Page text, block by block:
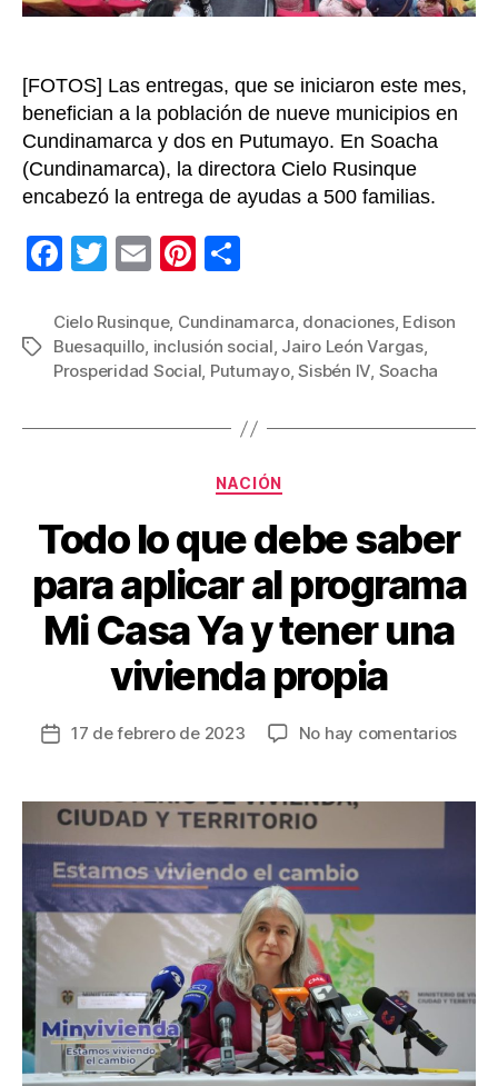
[FOTOS] Las entregas, que se iniciaron este mes,
benefician a la población de nueve municipios en
Cundinamarca y dos en Putumayo. En Soacha
(Cundinamarca), la directora Cielo Rusinque
encabezó la entrega de ayudas a 500 familias.
F
c
e
o
T
tt
er
E
ail
Pi
er
e
m
p
tir
Etiquetas
Cielo Rusinque, Cundinamarca, donaciones, Edison
Buesaquillo, inclusión social, Jairo León Vargas,
Prosperidad Social, Putumayo,Sisbén IV, Soacha
Categorías
NACIÓN
Todo lo que debe saber
para aplicar al programa
Mi Casa Ya y tener una
vivienda propia
Fecha
entrada
17 de febrero de 2023 No hay comentariosen
que
Casa
tener